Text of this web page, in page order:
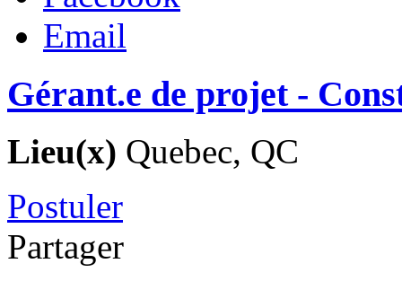
Email
Gérant.e de projet -
Lieu(x) Quebec, QC
Postuler
Partager